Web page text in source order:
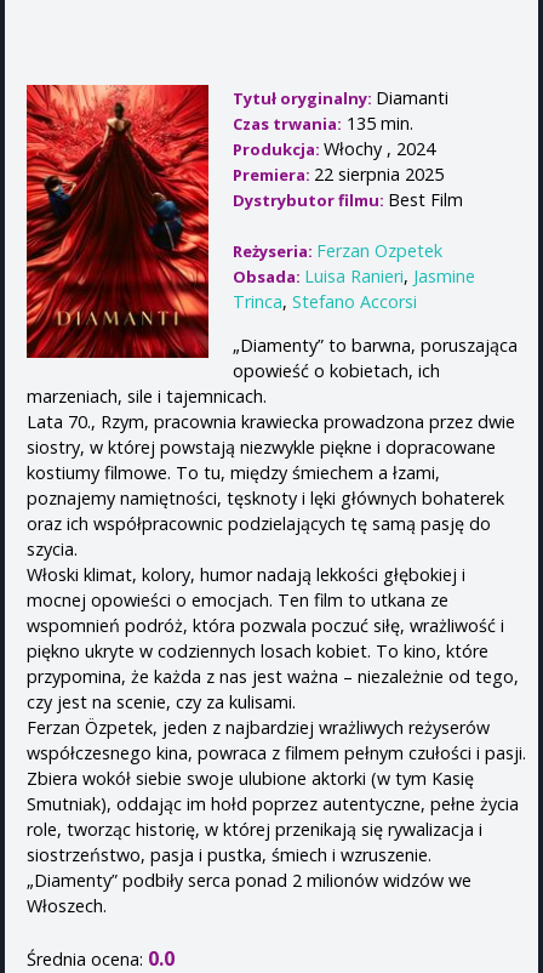
Tytuł oryginalny: Diamanti
Czas trwania: 135 min.
Produkcja: Włochy , 2024
Premiera: 22 sierpnia 2025
Dystrybutor filmu: Best Film
Reżyseria: Ferzan Ozpetek
Obsada: Luisa Ranieri, Jasmine
Trinca, Stefano Accorsi
„Diamenty” to barwna, poruszająca
opowieść o kobietach, ich
marzeniach, sile i tajemnicach.
Lata 70., Rzym, pracownia krawiecka prowadzona przez dwie
siostry, w której powstają niezwykle piękne i dopracowane
kostiumy filmowe. To tu, między śmiechem a łzami,
poznajemy namiętności, tęsknoty i lęki głównych bohaterek
oraz ich współpracownic podzielających tę samą pasję do
szycia.
Włoski klimat, kolory, humor nadają lekkości głębokiej i
mocnej opowieści o emocjach. Ten film to utkana ze
wspomnień podróż, która pozwala poczuć siłę, wrażliwość i
piękno ukryte w codziennych losach kobiet. To kino, które
przypomina, że każda z nas jest ważna – niezależnie od tego,
czy jest na scenie, czy za kulisami.
Ferzan Özpetek, jeden z najbardziej wrażliwych reżyserów
współczesnego kina, powraca z filmem pełnym czułości i pasji.
Zbiera wokół siebie swoje ulubione aktorki (w tym Kasię
Smutniak), oddając im hołd poprzez autentyczne, pełne życia
role, tworząc historię, w której przenikają się rywalizacja i
siostrzeństwo, pasja i pustka, śmiech i wzruszenie.
„Diamenty” podbiły serca ponad 2 milionów widzów we
Włoszech.
Średnia ocena: 0.0